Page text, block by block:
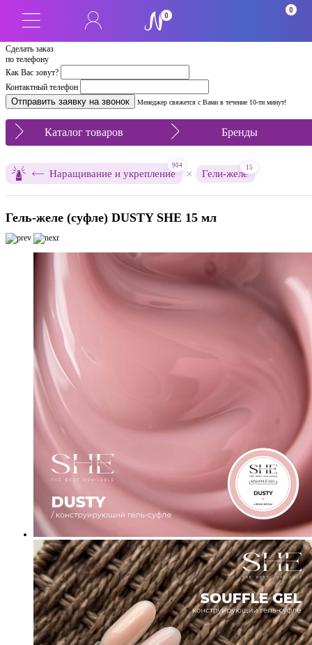
Сделать заказ
по телефону
Как Вас зовут?
Контактный телефон
Менеджер свяжется с Вами в течение 10-ти минут!
0
0
Каталог товаров Бренды
Наращивание и укрепление
904
× Гели-желе
15
Гель-желе (суфле) DUSTY SHE 15 мл